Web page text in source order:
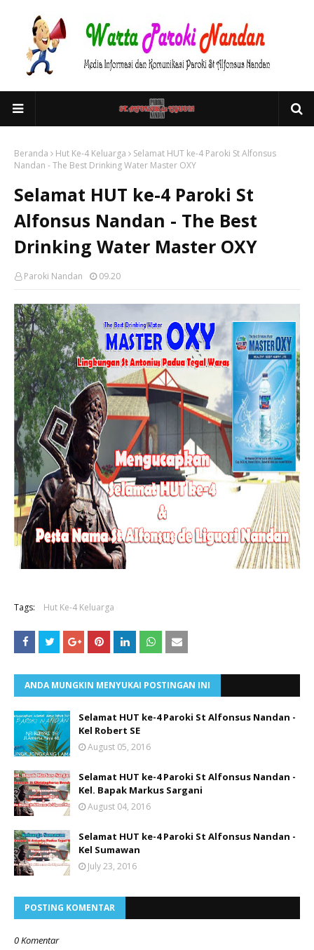
Beranda Hut Ke-4 Keluarga
Selamat HUT ke-4 Paroki St Alfonsus
Nandan - The Best Drinking Water Master OXY
Selamat HUT ke-4 Paroki St
Alfonsus Nandan - The Best
Drinking Water Master OXY
Paroki Nandan 09.20
Tags: Hut Ke-4 Keluarga
ANDA MUNGKIN MENYUKAI POSTINGAN INI
Selamat HUT ke-4 Paroki St Alfonsus Nandan -
Kel Robert SE
August 05, 2016
Selamat HUT ke-4 Paroki St Alfonsus Nandan -
Kel. Bapak Markus Sargani
August 04, 2016
Selamat HUT ke-4 Paroki St Alfonsus Nandan -
Kel Sumawan
July 23, 2016
POSTING KOMENTAR
0 Komentar